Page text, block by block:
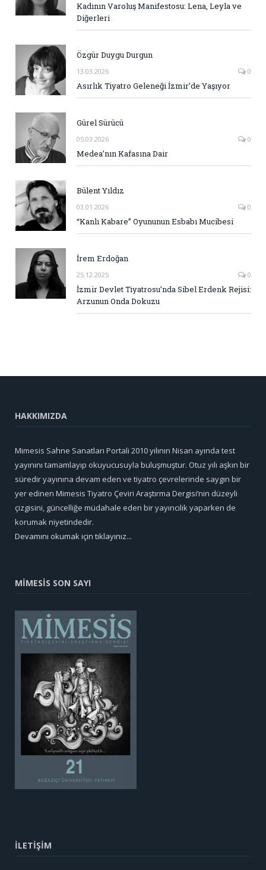
Kadının Varoluş Manifestosu: Lena, Leyla ve
Diğerleri
Özgür Duygu Durgun
13.03.2026 0
Asırlık Tiyatro Geleneği İzmir’de Yaşıyor
Gürel Sürücü
05.03.2026 0
Medea’nın Kafasına Dair
Bülent Yıldız
03.01.2026 0
“Kanlı Kabare” Oyununun Esbabı Mucibesi
İrem Erdoğan
25.12.2025 0
İzmir Devlet Tiyatrosu’nda Sibel Erdenk Rejisi:
Arzunun Onda Dokuzu
HAKKIMIZDA
Mimesis Sahne Sanatları Portali 2010 yılının Nisan ayında test
yayınını tamamlayıp okuyucusuyla buluşmuştur. Otuz yılı aşkın bir
süredir yayınına devam eden ve tiyatro çevrelerinde saygın bir
yer edinen Mimesis Tiyatro Çeviri Araştırma Dergisi’nin düzeyli
çizgisini, güncelliğe müdahale eden bir yayıncılık yaparken de
korumak niyetindedir.
Devamını okumak için tıklayınız...
MİMESİS SON SAYI
İLETİŞİM